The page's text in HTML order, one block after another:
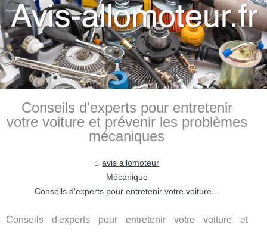
Conseils d'experts pour entretenir
votre voiture et prévenir les problèmes
mécaniques
avis allomoteur
Mécanique
Conseils d'experts pour entretenir votre voiture...
Conseils d'experts pour entretenir votre voiture et